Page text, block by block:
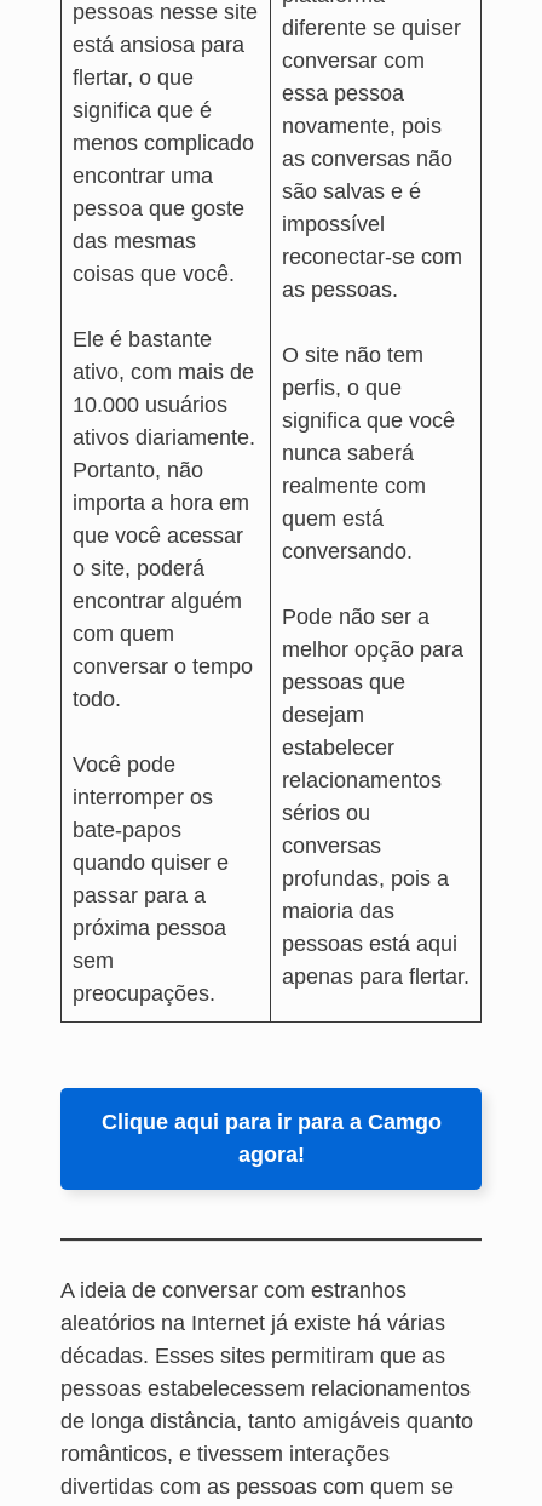
pessoas nesse site
está ansiosa para
flertar, o que
significa que é
menos complicado
encontrar uma
pessoa que goste
das mesmas
coisas que você.
Ele é bastante
ativo, com mais de
10.000 usuários
ativos diariamente.
Portanto, não
importa a hora em
que você acessar
o site, poderá
encontrar alguém
com quem
conversar o tempo
todo.
Você pode
interromper os
bate-papos
quando quiser e
passar para a
próxima pessoa
sem
preocupações.
diferente se quiser
conversar com
essa pessoa
novamente, pois
as conversas não
são salvas e é
impossível
reconectar-se com
as pessoas.
O site não tem
perfis, o que
significa que você
nunca saberá
realmente com
quem está
conversando.
Pode não ser a
melhor opção para
pessoas que
desejam
estabelecer
relacionamentos
sérios ou
conversas
profundas, pois a
maioria das
pessoas está aqui
apenas para flertar.
Clique aqui para ir para a Camgo
agora!
A ideia de conversar com estranhos
aleatórios na Internet já existe há várias
décadas. Esses sites permitiram que as
pessoas estabelecessem relacionamentos
de longa distância, tanto amigáveis quanto
românticos, e tivessem interações
divertidas com as pessoas com quem se